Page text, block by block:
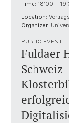
Time: 18:00 -
Location:
Organizer:
PUBLIC EVENT
Fuldaer
Schweiz